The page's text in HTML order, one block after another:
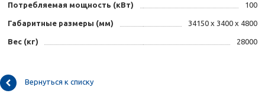
Потребляемая мощность (кВт) 100
Габаритные размеры (мм) 34150 х 3400 х 4800
Вес (кг) 28000
Вернуться к списку